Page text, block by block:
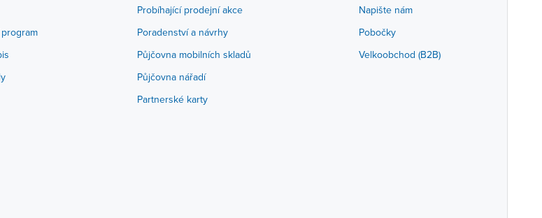
Probíhající prodejní akce
Poradenství a návrhy
Půjčovna mobilních skladů
Půjčovna nářadí
Partnerské karty
Napište nám
Pobočky
Velkoobchod (B2B)